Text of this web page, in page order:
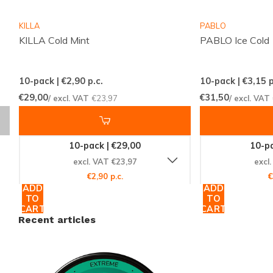
Regelmatig nieuwe smaken en varianten
beschikbaar
overzichtelijke webshop
Een klantenservice die altijd voor je klaarstaat
Snussie.com richt zich op een actuele voorraad,
duidelijke communicatie en hoge bereikbaarheid,
zodat je altijd weet waar je aan toe bent. Dankzij
consistente leveringen en een professioneel
samengesteld aanbod wordt snus en nicotine
pouches bestellen niet alleen makkelijk, maar ook
fijne, vertrouwde plek voor iedereen die graag
KILLA
KILLA Cold Mint
10-pack | €2,90p.c.
€29,00/ excl. VAT €23,97
10-pack | €29,00
excl. VAT €23,97
€2,90 p.c.
ADD
TO
CART
PABLO
PABLO Ice Cold
10-pack | €3,15
€31,50/ excl. VAT
10-
ADD
TO
CART
Recent articles